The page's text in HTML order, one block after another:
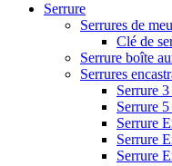
Serrure
Serrures de
Clé de
Serrure boîte
Serrures
Serrure
Serrure
Serrure
Serrure
Serrure